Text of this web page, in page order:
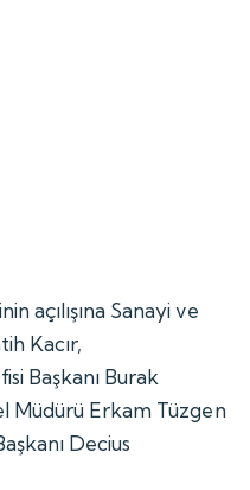
açılışına Sanayi ve
Kacır,
Başkanı Burak
Müdürü Erkam Tüzgen
Decius